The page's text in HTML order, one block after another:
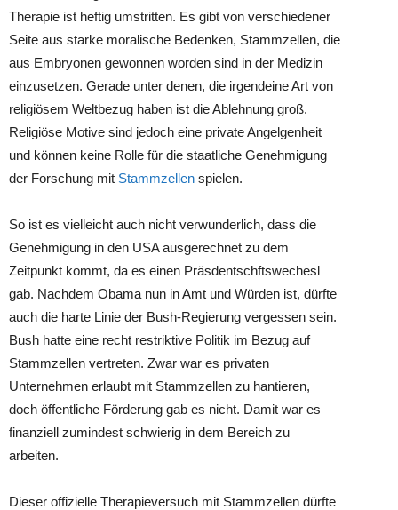
Therapie ist heftig umstritten. Es gibt von verschiedener
Seite aus starke moralische Bedenken, Stammzellen, die
aus Embryonen gewonnen worden sind in der Medizin
einzusetzen. Gerade unter denen, die irgendeine Art von
religiösem Weltbezug haben ist die Ablehnung groß.
Religiöse Motive sind jedoch eine private Angelgenheit
und können keine Rolle für die staatliche Genehmigung
der Forschung mit Stammzellen spielen.
So ist es vielleicht auch nicht verwunderlich, dass die
Genehmigung in den USA ausgerechnet zu dem
Zeitpunkt kommt, da es einen Präsdentschftswechesl
gab. Nachdem Obama nun in Amt und Würden ist, dürfte
auch die harte Linie der Bush-Regierung vergessen sein.
Bush hatte eine recht restriktive Politik im Bezug auf
Stammzellen vertreten. Zwar war es privaten
Unternehmen erlaubt mit Stammzellen zu hantieren,
doch öffentliche Förderung gab es nicht. Damit war es
finanziell zumindest schwierig in dem Bereich zu
arbeiten.
Dieser offizielle Therapieversuch mit Stammzellen dürfte